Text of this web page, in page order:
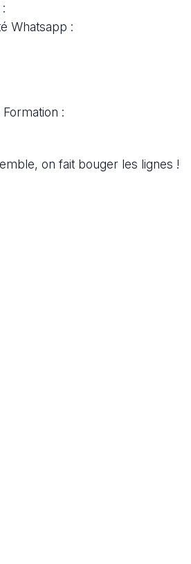
Whatsapp :
:
on fait bouger les lignes !